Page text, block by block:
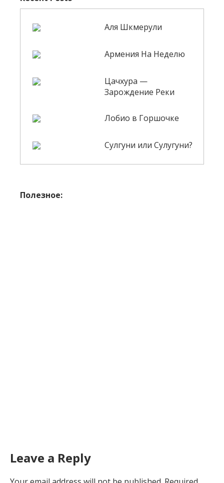
Аля Шкмерули
Армения На Неделю
Цачхура —
Зарождение Реки
Лобио в Горшочке
Сулгуни или Сулугуни?
Полезное:
Leave a Reply